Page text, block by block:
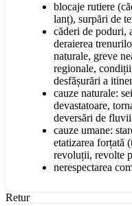
blocaje rutiere
lanț), surpări de
căderi de poduri,
deraierea
naturale, greve
regionale,
desfășurări a
cauze naturale:
devastatoare,
deversări de
cauze umane:
etatizarea forțată
revoluții, revolte
nerespectarea
Retur